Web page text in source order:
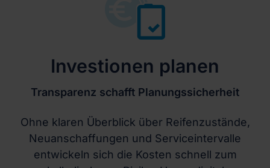
Investionen planen
Transparenz schafft Planungssicherheit
Ohne klaren Überblick über Reifenzustände,
Neuanschaffungen und Serviceintervalle
entwickeln sich die Kosten schnell zum